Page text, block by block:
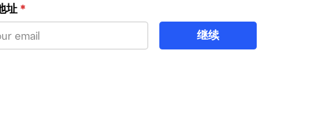
件重置密码
址*
继续